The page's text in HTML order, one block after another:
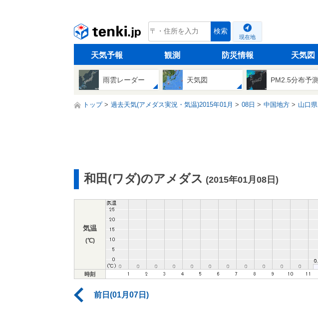
tenki.jp 検索
現在地
天気予報 観測 防災情報 天気図
雨雲レーダー 天気図 PM2.5分布予測
トップ 過去天気(アメダス実況・気温)2015年01月 08日 中国地方 山口県
和田(ワダ)のアメダス (2015年01月08日)
気温
(℃)
時刻
前日(01月07日)